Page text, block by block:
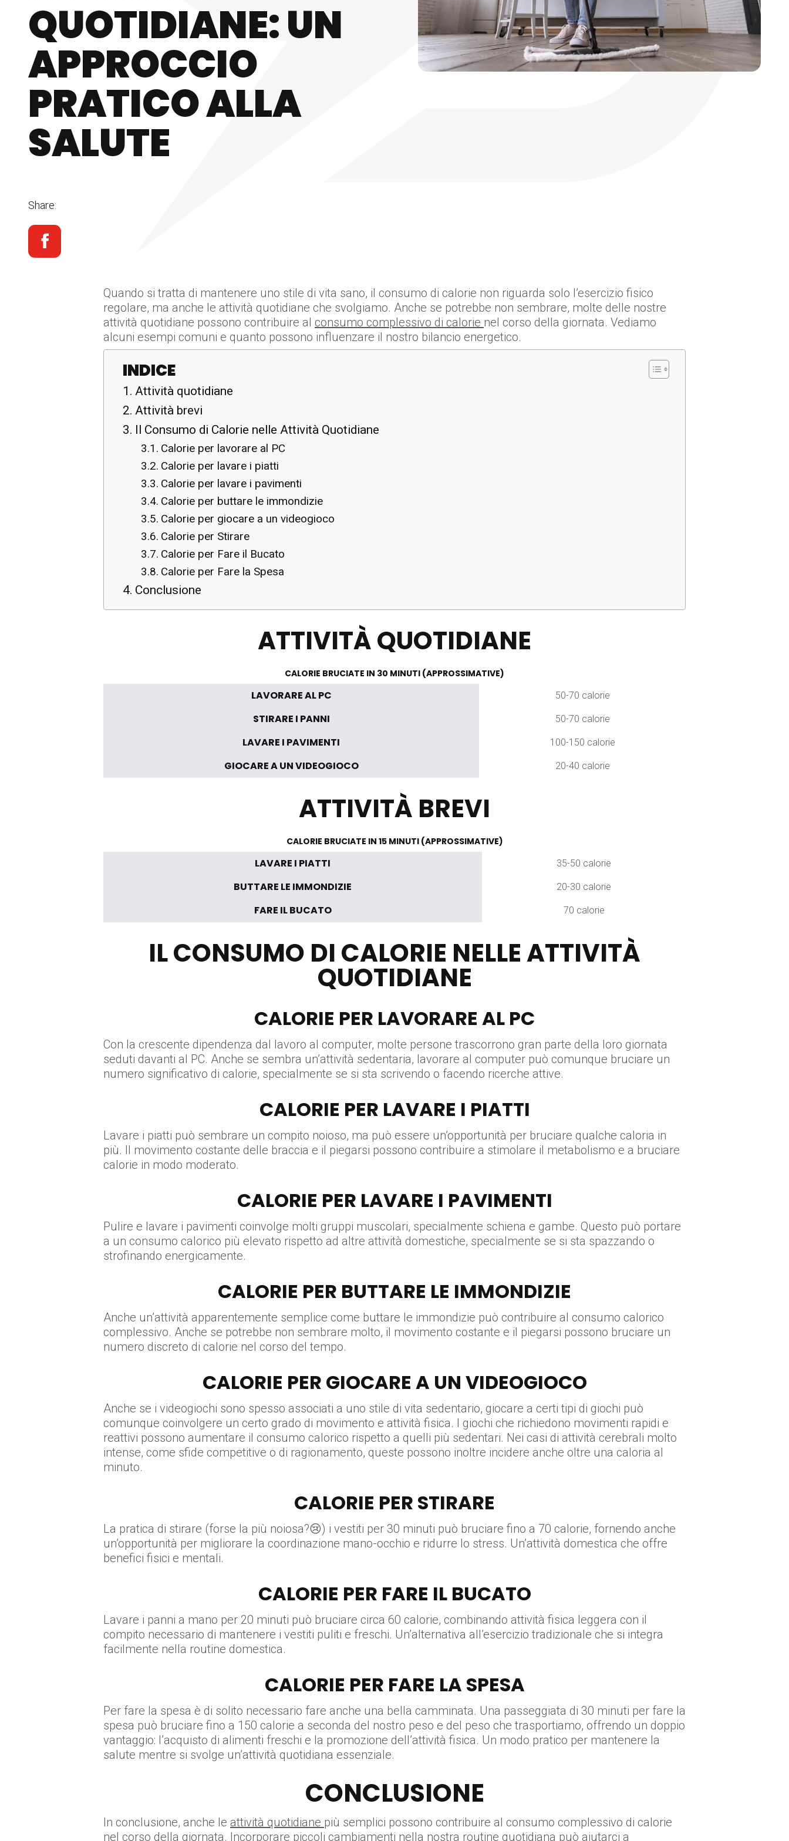
QUOTIDIANE: UN
APPROCCIO
PRATICO ALLA
SALUTE
Share:
Quando si tratta di mantenere uno stile di vita sano, il consumo di calorie non riguarda solo l’esercizio fisico
regolare, ma anche le attività quotidiane che svolgiamo. Anche se potrebbe non sembrare, molte delle nostre
attività quotidiane possono contribuire al consumo complessivo di calorie nel corso della giornata. Vediamo
alcuni esempi comuni e quanto possono influenzare il nostro bilancio energetico.
INDICE
Attività quotidiane
Attività brevi
Il Consumo di Calorie nelle Attività Quotidiane
Calorie per lavorare al PC
Calorie per lavare i piatti
Calorie per lavare i pavimenti
Calorie per buttare le immondizie
Calorie per giocare a un videogioco
Calorie per Stirare
Calorie per Fare il Bucato
Calorie per Fare la Spesa
Conclusione
ATTIVITÀ QUOTIDIANE
CALORIE BRUCIATE IN 30 MINUTI (APPROSSIMATIVE)
LAVORARE AL PC 50-70 calorie
STIRARE I PANNI 50-70 calorie
LAVARE I PAVIMENTI 100-150 calorie
GIOCARE A UN VIDEOGIOCO 20-40 calorie
ATTIVITÀ BREVI
CALORIE BRUCIATE IN 15 MINUTI (APPROSSIMATIVE)
LAVARE I PIATTI 35-50 calorie
BUTTARE LE IMMONDIZIE 20-30 calorie
FARE IL BUCATO 70 calorie
IL CONSUMO DI CALORIE NELLE ATTIVITÀ
QUOTIDIANE
CALORIE PER LAVORARE AL PC
Con la crescente dipendenza dal lavoro al computer, molte persone trascorrono gran parte della loro giornata
seduti davanti al PC. Anche se sembra un’attività sedentaria, lavorare al computer può comunque bruciare un
numero significativo di calorie, specialmente se si sta scrivendo o facendo ricerche attive.
CALORIE PER LAVARE I PIATTI
Lavare i piatti può sembrare un compito noioso, ma può essere un’opportunità per bruciare qualche caloria in
più. Il movimento costante delle braccia e il piegarsi possono contribuire a stimolare il metabolismo e a bruciare
calorie in modo moderato.
CALORIE PER LAVARE I PAVIMENTI
Pulire e lavare i pavimenti coinvolge molti gruppi muscolari, specialmente schiena e gambe. Questo può portare
a un consumo calorico più elevato rispetto ad altre attività domestiche, specialmente se si sta spazzando o
strofinando energicamente.
CALORIE PER BUTTARE LE IMMONDIZIE
Anche un’attività apparentemente semplice come buttare le immondizie può contribuire al consumo calorico
complessivo. Anche se potrebbe non sembrare molto, il movimento costante e il piegarsi possono bruciare un
numero discreto di calorie nel corso del tempo.
CALORIE PER GIOCARE A UN VIDEOGIOCO
Anche se i videogiochi sono spesso associati a uno stile di vita sedentario, giocare a certi tipi di giochi può
comunque coinvolgere un certo grado di movimento e attività fisica. I giochi che richiedono movimenti rapidi e
reattivi possono aumentare il consumo calorico rispetto a quelli più sedentari. Nei casi di attività cerebrali molto
intense, come sfide competitive o di ragionamento, queste possono inoltre incidere anche oltre una caloria al
minuto.
CALORIE PER STIRARE
La pratica di stirare (forse la più noiosa?😢) i vestiti per 30 minuti può bruciare fino a 70 calorie, fornendo anche
un’opportunità per migliorare la coordinazione mano-occhio e ridurre lo stress. Un’attività domestica che offre
benefici fisici e mentali.
CALORIE PER FARE IL BUCATO
Lavare i panni a mano per 20 minuti può bruciare circa 60 calorie, combinando attività fisica leggera con il
compito necessario di mantenere i vestiti puliti e freschi. Un’alternativa all’esercizio tradizionale che si integra
facilmente nella routine domestica.
CALORIE PER FARE LA SPESA
Per fare la spesa è di solito necessario fare anche una bella camminata. Una passeggiata di 30 minuti per fare la
spesa può bruciare fino a 150 calorie a seconda del nostro peso e del peso che trasportiamo, offrendo un doppio
vantaggio: l’acquisto di alimenti freschi e la promozione dell’attività fisica. Un modo pratico per mantenere la
salute mentre si svolge un’attività quotidiana essenziale.
CONCLUSIONE
In conclusione, anche le attività quotidiane più semplici possono contribuire al consumo complessivo di calorie
nel corso della giornata. Incorporare piccoli cambiamenti nella nostra routine quotidiana può aiutarci a